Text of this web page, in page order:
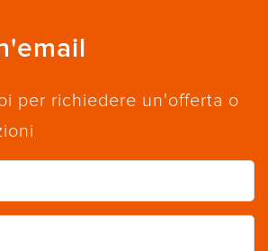
per richiedere un'offerta o